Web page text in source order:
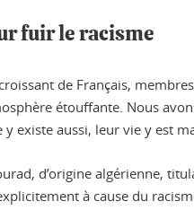
fuir le racisme
de Français,
étouffante. Nous
existe aussi, leur vie y est
d’origine algérienne,
à cause du